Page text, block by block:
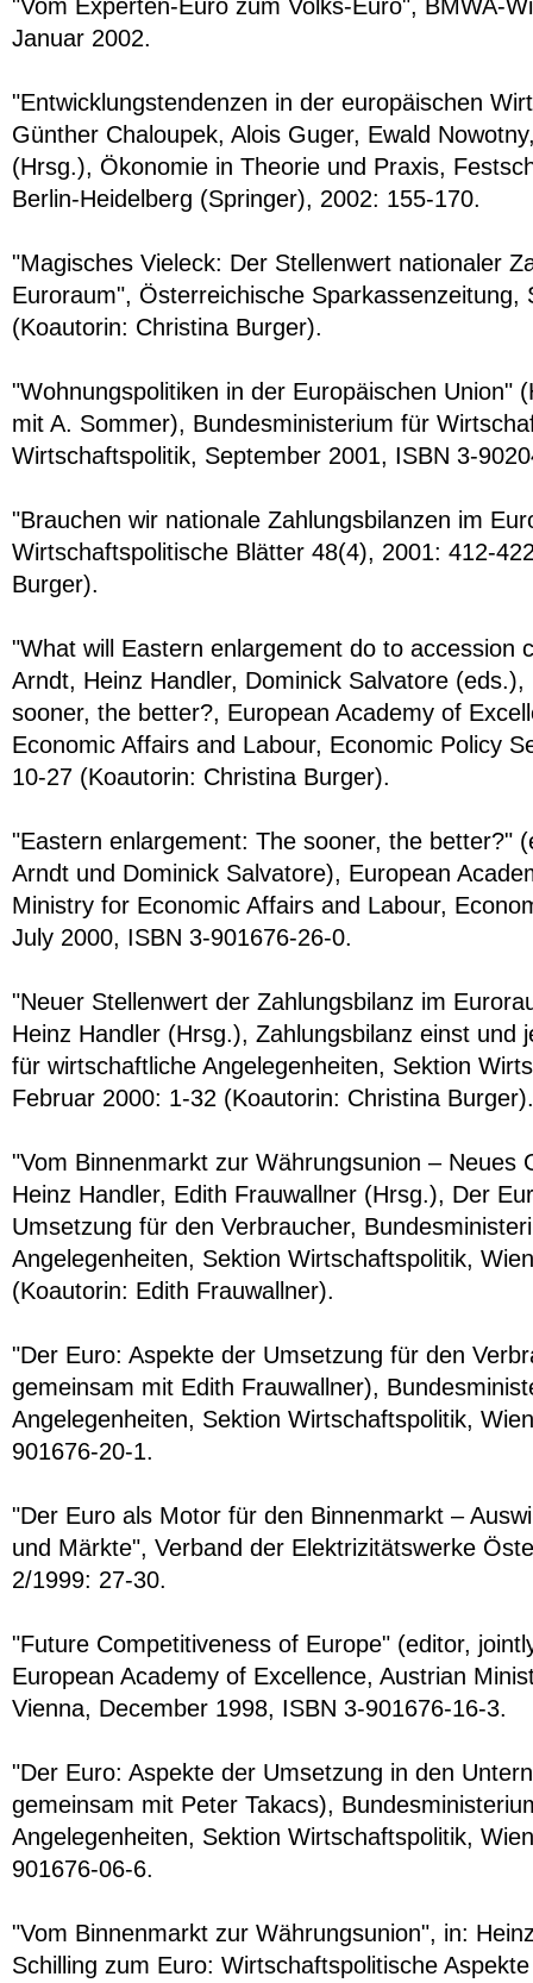
"Vom Experten-Euro zum Volks-Euro", BMWA-
Januar 2002.
"Entwicklungstendenzen in der europäischen
Günther Chaloupek, Alois Guger, Ewald
(Hrsg.), Ökonomie in Theorie und Praxis,
Berlin-Heidelberg (Springer), 2002: 155-170.
"Magisches Vieleck: Der Stellenwert nationaler
Euroraum", Österreichische Sparkassenzeitung,
(Koautorin: Christina Burger).
"Wohnungspolitiken in der Europäischen Union"
mit A. Sommer), Bundesministerium für
Wirtschaftspolitik, September 2001, ISBN 3-
"Brauchen wir nationale Zahlungsbilanzen im
Wirtschaftspolitische Blätter 48(4), 2001: 412-
Burger).
"What will Eastern enlargement do to accession
Arndt, Heinz Handler, Dominick Salvatore
sooner, the better?, European Academy of
Economic Affairs and Labour, Economic Policy
10-27 (Koautorin: Christina Burger).
"Eastern enlargement: The sooner, the better?"
Arndt und Dominick Salvatore), European
Ministry for Economic Affairs and Labour,
July 2000, ISBN 3-901676-26-0.
"Neuer Stellenwert der Zahlungsbilanz im
Heinz Handler (Hrsg.), Zahlungsbilanz einst und
für wirtschaftliche Angelegenheiten, Sektion
Februar 2000: 1-32 (Koautorin: Christina Burger).
"Vom Binnenmarkt zur Währungsunion – Neues
Heinz Handler, Edith Frauwallner (Hrsg.), Der
Umsetzung für den Verbraucher,
Angelegenheiten, Sektion Wirtschaftspolitik,
(Koautorin: Edith Frauwallner).
"Der Euro: Aspekte der Umsetzung für den
gemeinsam mit Edith Frauwallner),
Angelegenheiten, Sektion Wirtschaftspolitik,
901676-20-1.
"Der Euro als Motor für den Binnenmarkt –
und Märkte", Verband der Elektrizitätswerke
2/1999: 27-30.
"Future Competitiveness of Europe" (editor,
European Academy of Excellence, Austrian
Vienna, December 1998, ISBN 3-901676-16-3.
"Der Euro: Aspekte der Umsetzung in den
gemeinsam mit Peter Takacs),
Angelegenheiten, Sektion Wirtschaftspolitik,
901676-06-6.
"Vom Binnenmarkt zur Währungsunion", in:
Schilling zum Euro: Wirtschaftspolitische